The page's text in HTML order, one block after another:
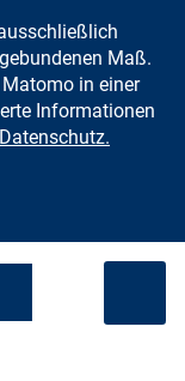
springen
Maß.
in einer
Informationen
Datenschutz.